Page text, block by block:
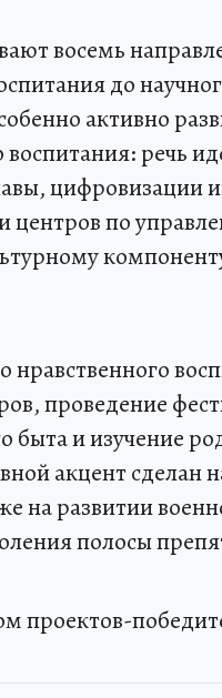
восемь
до
активно
воспитания: речь
цифровизации
центров по
нравственного
проведение
быта и изучение
акцент сделан
на развитии
полосы
проектов-